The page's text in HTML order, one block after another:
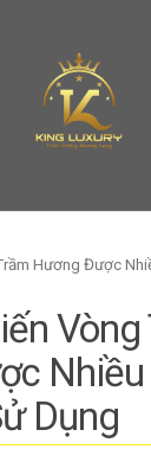
Hương Được
Vòng
Nhiều
Dụng